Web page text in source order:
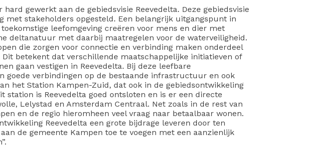
hard gewerkt aan de gebiedsvisie Reevedelta. Deze gebiedsvisie
met stakeholders opgesteld. Een belangrijk uitgangspunt in
toekomstige leefomgeving creëren voor mens en dier met
deltanatuur met daarbij maatregelen voor de waterveiligheid.
die zorgen voor connectie en verbinding maken onderdeel
Dit betekent dat verschillende maatschappelijke initiatieven of
gaan vestigen in Reevedelta. Bij deze leefbare
goede verbindingen op de bestaande infrastructuur en ook
het Station Kampen-Zuid, dat ook in de gebiedsontwikkeling
station is Reevedelta goed ontsloten en is er een directe
Lelystad en Amsterdam Centraal. Net zoals in de rest van
en de regio hieromheen veel vraag naar betaalbaar wonen.
Reevedelta een grote bijdrage leveren door ten
de gemeente Kampen toe te voegen met een aanzienlijk